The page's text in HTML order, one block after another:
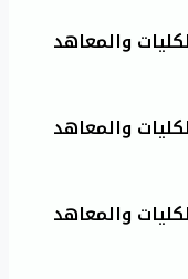
والمعاهد
والمعاهد
والمعاهد